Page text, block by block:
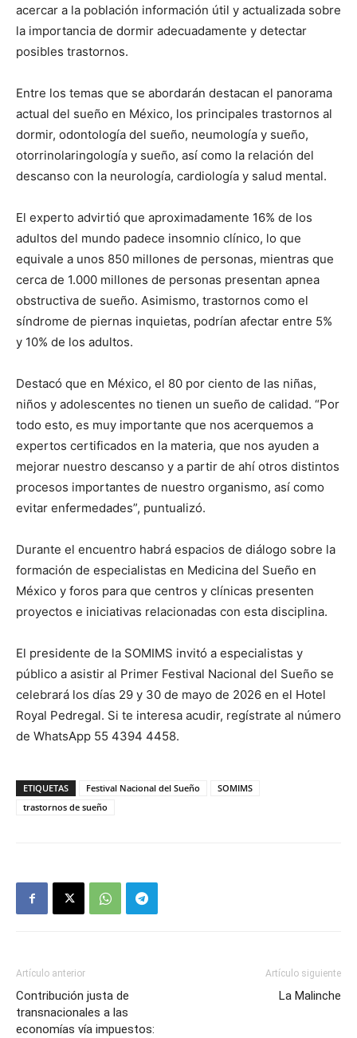
acercar a la población información útil y actualizada sobre
la importancia de dormir adecuadamente y detectar
posibles trastornos.
Entre los temas que se abordarán destacan el panorama
actual del sueño en México, los principales trastornos al
dormir, odontología del sueño, neumología y sueño,
otorrinolaringología y sueño, así como la relación del
descanso con la neurología, cardiología y salud mental.
El experto advirtió que aproximadamente 16% de los
adultos del mundo padece insomnio clínico, lo que
equivale a unos 850 millones de personas, mientras que
cerca de 1.000 millones de personas presentan apnea
obstructiva de sueño. Asimismo, trastornos como el
síndrome de piernas inquietas, podrían afectar entre 5%
y 10% de los adultos.
Destacó que en México, el 80 por ciento de las niñas,
niños y adolescentes no tienen un sueño de calidad. “Por
todo esto, es muy importante que nos acerquemos a
expertos certificados en la materia, que nos ayuden a
mejorar nuestro descanso y a partir de ahí otros distintos
procesos importantes de nuestro organismo, así como
evitar enfermedades”, puntualizó.
Durante el encuentro habrá espacios de diálogo sobre la
formación de especialistas en Medicina del Sueño en
México y foros para que centros y clínicas presenten
proyectos e iniciativas relacionadas con esta disciplina.
El presidente de la SOMIMS invitó a especialistas y
público a asistir al Primer Festival Nacional del Sueño se
celebrará los días 29 y 30 de mayo de 2026 en el Hotel
Royal Pedregal. Si te interesa acudir, regístrate al número
de WhatsApp 55 4394 4458.
ETIQUETAS Festival Nacional del Sueño
SOMIMS
trastornos de sueño
Artículo anterior
Contribución justa de
transnacionales a las
economías vía impuestos:
Artículo siguiente
La Malinche